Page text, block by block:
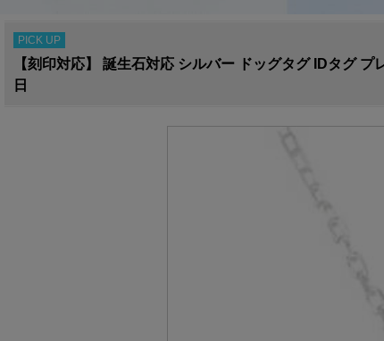
PICK UP
【刻印対応】 誕生石対応 シルバー ドッグタグ IDタグ
日